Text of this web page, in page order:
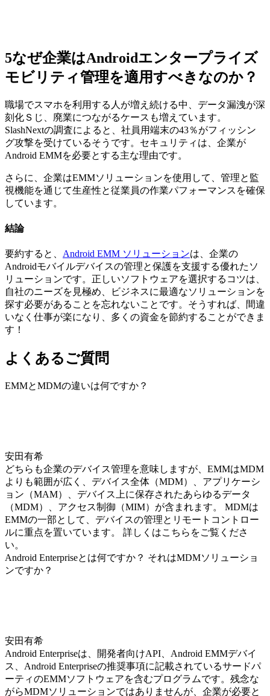
5なぜ企業はAndroidエンタープライズ
モビリティ管理を適用すべきなのか？
職場でスマホを利用する人が増え続ける中、データ漏洩が深
刻化Ｓじ、廃業につながるケースも増えています。
SlashNextの調査によると、社員用端末の43％がフィッシン
グ攻撃を受けているそうです。セキュリティは、企業が
Android EMMを必要とする主な理由です。
さらに、企業はEMMソリューションを使用して、管理と監
視機能を通じて生産性と従業員の作業パフォーマンスを確保
しています。
結論
要約すると、 Android EMM ソリューションは、企業の
Androidモバイルデバイスの管理と保護を支援する優れたソ
リューションです。正しいソフトウェアを選択するコツは、
自社のニーズを見極め、ビジネスに最適なソリューションを
探す必要があることを忘れないことです。そうすれば、間違
いなく仕事が楽になり、多くの資金を節約することができま
す！
よくあるご質問
EMMとMDMの違いは何ですか？
安田有希
どちらも企業のデバイス管理を意味しますが、EMMはMDM
よりも範囲が広く、デバイス全体（MDM）、アプリケーシ
ョン（MAM）、デバイス上に保存されたあらゆるデータ
（MDM）、アクセス制御（MIM）が含まれます。 MDMは
EMMの一部として、デバイスの管理とリモートコントロー
ルに重点を置いています。 詳しくはこちらをご覧くださ
い。
Android Enterpriseとは何ですか？ それはMDMソリューショ
ンですか？
安田有希
Android Enterpriseは、開発者向けAPI、Android EMMデバイ
ス、Android Enterpriseの推奨事項に記載されているサードパ
ーティのEMMソフトウェアを含むプログラムです。残念な
がらMDMソリューションではありませんが、企業が必要と